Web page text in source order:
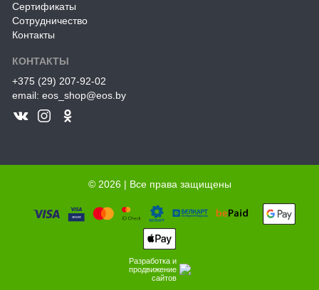
Сертификаты
Сотрудничество
Контакты
КОНТАКТЫ
+375 (29) 207-92-02
email: eos_shop@eos.by
© 2026 | Все права защищены
Разработка и
продвижение
сайтов